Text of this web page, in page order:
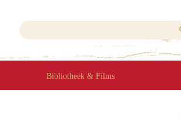
Bibliotheek & Films